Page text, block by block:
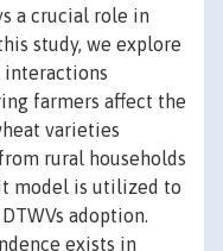
a crucial role in
study, we explore
interactions
farmers affect the
varieties
rural households
model is utilized to
adoption.
exists in